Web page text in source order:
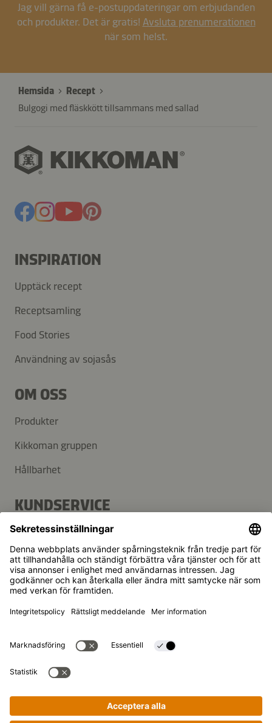
Jag vill gärna få e-postuppdateringar om erbjudanden
och produkter. Det är gratis! Avsluta prenumerationen
när som helst.
Hemsida
Recept
Bulgogi med fläskkött tillsammans med sallad
INSPIRATION
Upptäck recept
Receptsamling
Food Stories
Användning av sojasås
OM OSS
Produkter
Kikkoman gruppen
Hållbarhet
KUNDSERVICE
FAQ
Kontakt
Nyhetsbrev
© Kikkoman Trading Europe GmbH 2023 – 2026
Theodorstraße 180, 40472 Düsseldorf, Germany
Registrerad vid Amtsgericht Düsseldorf:
Sekretessinställningar
Rättsligt meddelande
Dataintegritet